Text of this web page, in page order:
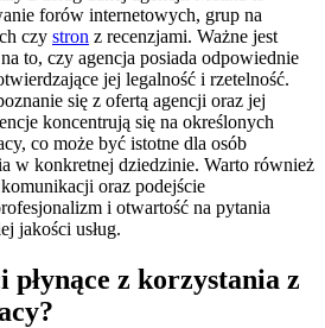
forów internetowych, grup na
czy stron z recenzjami. Ważne jest
to, czy agencja posiada odpowiednie
jej legalność i rzetelność.
się z ofertą agencji oraz jej
koncentrują się na określonych
co może być istotne dla osób
w konkretnej dziedzinie. Warto również
oraz podejście
i otwartość na pytania
jakości usług.
płynące z korzystania z